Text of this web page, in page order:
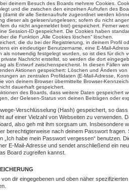
deinem Besuch des Boards mehrere Cookies.
und die zwischen den einzelnen Aufrufen des
(damit dir alle Seitenaufrufe zugeordnet werden
dieser als gelesen/ungelesen; sofern du nicht
du nicht angemeldet bist) gespeichert. Ferner
Session-ID gespeichert. Die Cookies haben
die Funktion „Alle Cookies löschen“ löschen.
die du bei der Registrierung, in deinem Profil
ein eindeutiger Benutzername, eine E-Mail-
als notwendig festgelegt wurden, so ist dies für dich
Nachricht erstellst, so werden die dort
als Entwurf zwischenspeicherst. In diesen Fällen
Aktionen gespeichert: Löschen und Ändern
an zentralen Profildaten (E-Mail-Adresse,
von deinem Browser übermittelte Browser-
dauerhaft gespeichert.
des Boards, dass weitere Daten gespeichert
der Gelesen-Status von deinen Beiträgen oder
Verschlüsselung (Hash) gespeichert, so
auf einer Vielzahl von Webseiten zu verwenden.
also geh mit ihm sorgsam um. Insbesondere
berechtigterweise nach deinem Passwort
„Ich habe mein Passwort vergessen“ benutzen.
E-Mail-Adresse und sendet anschließend ein
Board zugreifen kannst.
dir eingegebenen und oben näher